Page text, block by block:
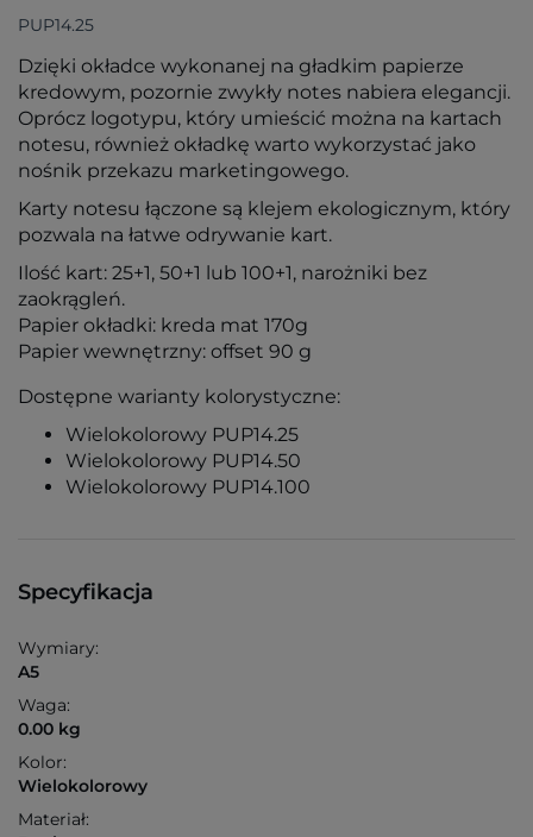
PUP14.25
Dzięki okładce wykonanej na gładkim papierze
kredowym, pozornie zwykły notes nabiera elegancji.
Oprócz logotypu, który umieścić można na kartach
notesu, również okładkę warto wykorzystać jako
nośnik przekazu marketingowego.
Karty notesu łączone są klejem ekologicznym, który
pozwala na łatwe odrywanie kart.
Ilość kart: 25+1, 50+1 lub 100+1, narożniki bez
zaokrągleń.
Papier okładki: kreda mat 170g
Papier wewnętrzny: offset 90 g
Dostępne warianty kolorystyczne:
Wielokolorowy PUP14.25
Wielokolorowy PUP14.50
Wielokolorowy PUP14.100
Specyfikacja
Wymiary:
A5
Waga:
0.00 kg
Kolor:
Wielokolorowy
Materiał: